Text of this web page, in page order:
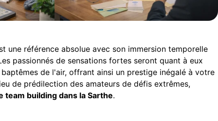
une référence absolue avec son immersion temporelle
passionnés de sensations fortes seront quant à eux
de l'air, offrant ainsi un prestige inégalé à votre
de prédilection des amateurs de défis extrêmes,
team building dans la Sarthe.